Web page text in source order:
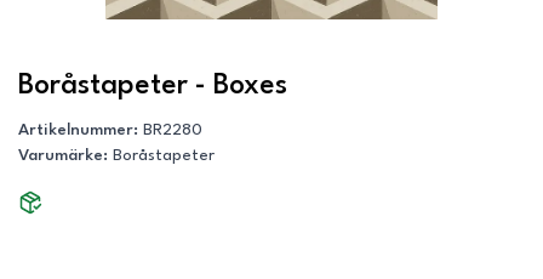
Boråstapeter - Boxes
Artikelnummer: BR2280
Varumärke: Boråstapeter